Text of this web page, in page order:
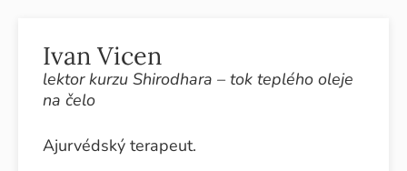
Ivan Vicen
lektor kurzu Shirodhara – tok teplého oleje
na čelo
Ajurvédský terapeut.